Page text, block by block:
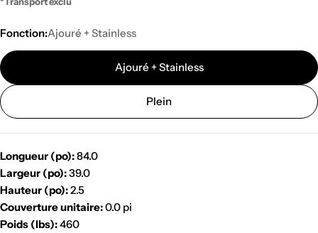
Fonction:Ajouré + Stainless
Ajouré + Stainless
Plein
Longueur (po):84.0
Largeur (po):39.0
Hauteur (po):2.5
Couverture unitaire:0.0 pi
Poids (lbs):460